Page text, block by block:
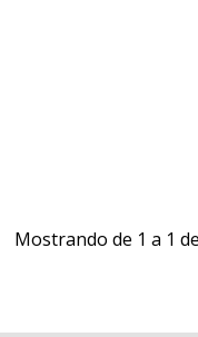
Mostrando de 1 a 1